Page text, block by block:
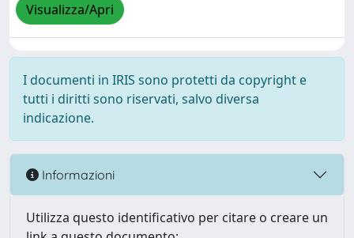
Visualizza/Apri
I documenti in IRIS sono protetti da copyright e
tutti i diritti sono riservati, salvo diversa
indicazione.
Informazioni
Utilizza questo identificativo per citare o creare un